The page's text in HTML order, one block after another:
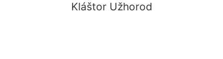
Kláštor Užhorod